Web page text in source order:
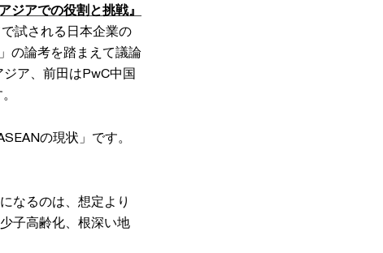
ジアでの役割と挑戦』
試される日本企業の
の論考を踏まえて議論
ア、前田はPwC中国
の現状」です。
なるのは、想定より
子高齢化、根深い地